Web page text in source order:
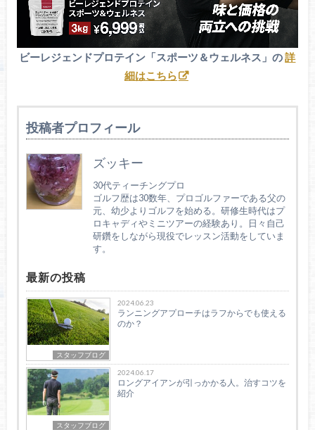
ビーレジェンドプロテイン「スポーツ＆ウェルネス」の詳
細はこちら
投稿者プロフィール
ズッキー
30代ティーチングプロ
ゴルフ歴は30数年、プロゴルファーである父の
元、幼少よりゴルフを始める。研修生時代はプ
ロキャディやミニツアーの経験あり。日々自己
研鑽をしながら現役でレッスン活動をしていま
す。
最新の投稿
スタッフブログ
2024.06.23
ランニングアプローチはラフからでも使える
のか？
スタッフブログ
2024.06.17
ロングアイアンが引っかかる人。治すコツを
紹介